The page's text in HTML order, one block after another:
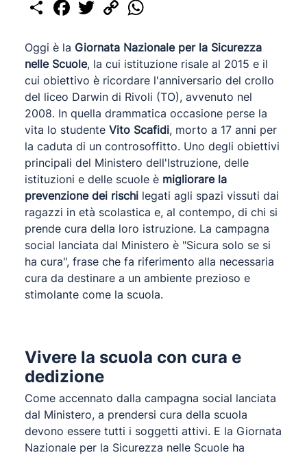
Link
Oggi è la Giornata Nazionale per la Sicurezza
nelle Scuole, la cui istituzione risale al 2015 e il
cui obiettivo è ricordare l'anniversario del crollo
del liceo Darwin di Rivoli (TO), avvenuto nel
2008. In quella drammatica occasione perse la
vita lo studente Vito Scafidi, morto a 17 anni per
la caduta di un controsoffitto. Uno degli obiettivi
principali del Ministero dell'Istruzione, delle
istituzioni e delle scuole è migliorare la
prevenzione dei rischi legati agli spazi vissuti dai
ragazzi in età scolastica e, al contempo, di chi si
prende cura della loro istruzione. La campagna
social lanciata dal Ministero è "Sicura solo se si
ha cura", frase che fa riferimento alla necessaria
cura da destinare a un ambiente prezioso e
stimolante come la scuola.
Vivere la scuola con cura e
dedizione
Come accennato dalla campagna social lanciata
dal Ministero, a prendersi cura della scuola
devono essere tutti i soggetti attivi. E la Giornata
Nazionale per la Sicurezza nelle Scuole ha